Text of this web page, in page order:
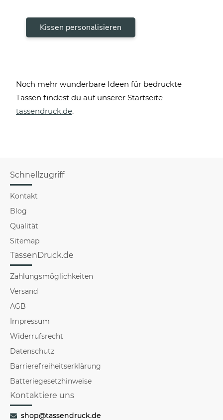
Kissen personalisieren
Noch mehr wunderbare Ideen für bedruckte
Tassen findest du auf unserer Startseite
tassendruck.de.
Schnellzugriff
Kontakt
Blog
Qualität
Sitemap
TassenDruck.de
Zahlungsmöglichkeiten
Versand
AGB
Impressum
Widerrufsrecht
Datenschutz
Barrierefreiheitserklärung
Batteriegesetzhinweise
Kontaktiere uns
shop@tassendruck.de